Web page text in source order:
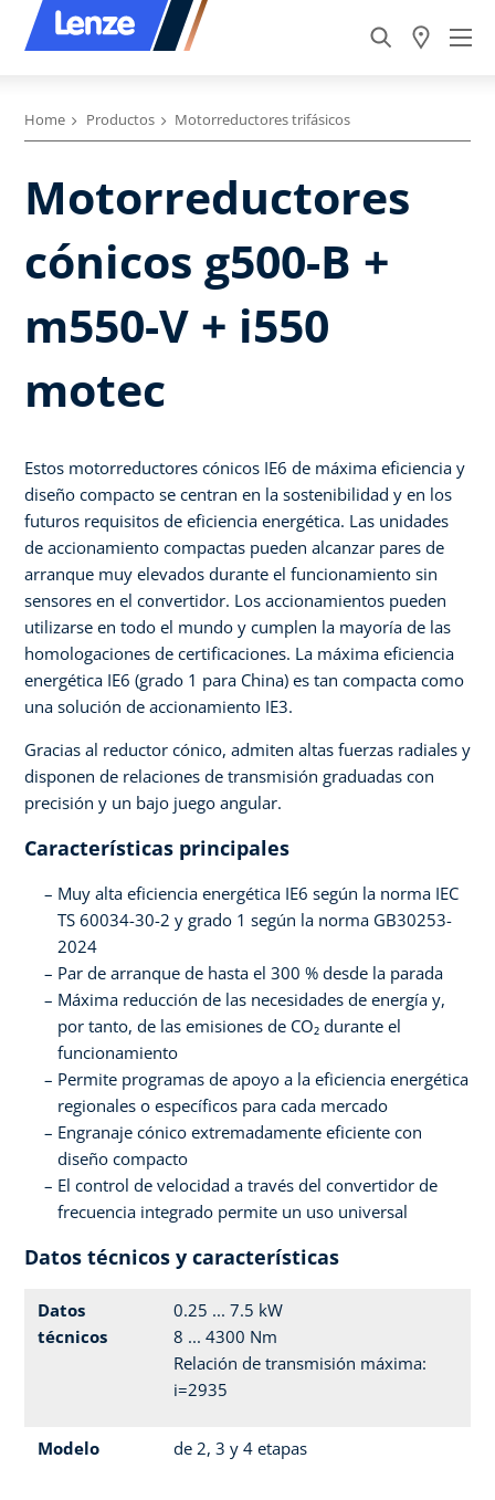
Home Productos Motorreductores trifásicos
Motorreductores
cónicos g500-B +
m550-V + i550
motec
Estos motorreductores cónicos IE6 de máxima eficiencia y
diseño compacto se centran en la sostenibilidad y en los
futuros requisitos de eficiencia energética. Las unidades
de accionamiento compactas pueden alcanzar pares de
arranque muy elevados durante el funcionamiento sin
sensores en el convertidor. Los accionamientos pueden
utilizarse en todo el mundo y cumplen la mayoría de las
homologaciones de certificaciones. La máxima eficiencia
energética IE6 (grado 1 para China) es tan compacta como
una solución de accionamiento IE3.
Gracias al reductor cónico, admiten altas fuerzas radiales y
disponen de relaciones de transmisión graduadas con
precisión y un bajo juego angular.
Características principales
Muy alta eficiencia energética IE6 según la norma IEC
TS 60034-30-2 y grado 1 según la norma GB30253-
2024
Par de arranque de hasta el 300 % desde la parada
Máxima reducción de las necesidades de energía y,
por tanto, de las emisiones de CO₂ durante el
funcionamiento
Permite programas de apoyo a la eficiencia energética
regionales o específicos para cada mercado
Engranaje cónico extremadamente eficiente con
diseño compacto
El control de velocidad a través del convertidor de
frecuencia integrado permite un uso universal
Datos técnicos y características
Datos
técnicos
0.25 ... 7.5 kW
8 ... 4300 Nm
Relación de transmisión máxima:
i=2935
Modelo de 2, 3 y 4 etapas